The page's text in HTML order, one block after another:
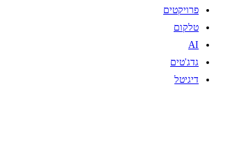
פרויקטים
טלקום
AI
גדג'טים
דיגיטל